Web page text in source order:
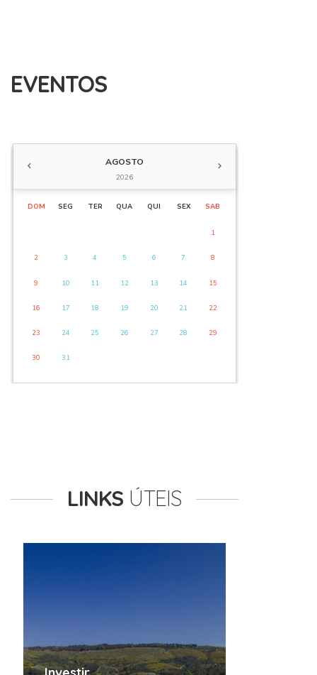
EVENTOS
AGOSTO
2026
DOM SEG TER QUA QUI SEX SAB
1
2 3 4 5 6 7 8
9 10 11 12 13 14 15
16 17 18 19 20 21 22
23 24 25 26 27 28 29
30 31
LINKS ÚTEIS